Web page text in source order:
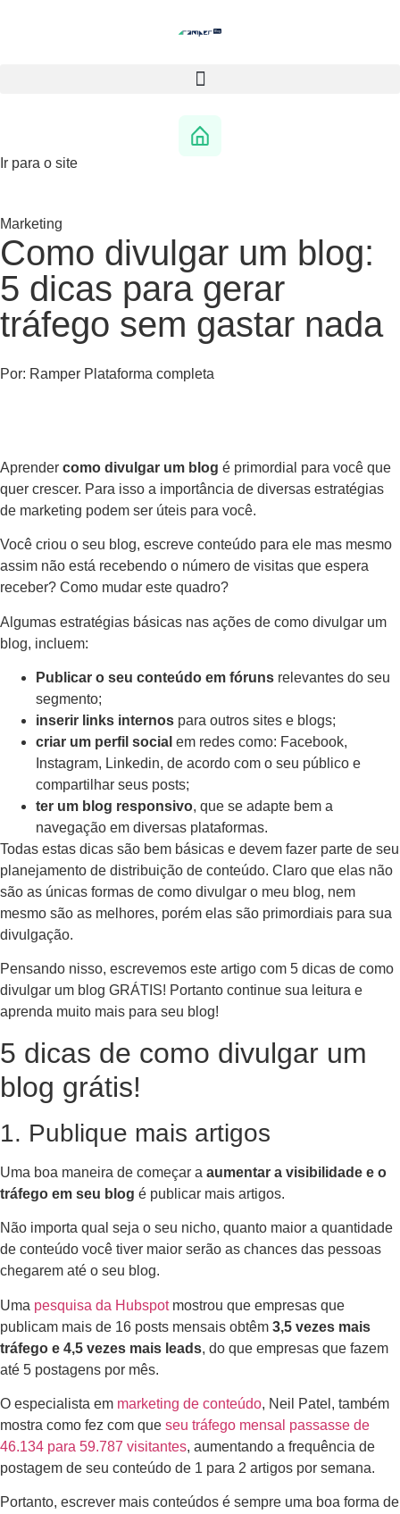
Ir para o site
Marketing
Como divulgar um blog:
5 dicas para gerar
tráfego sem gastar nada
Por: Ramper Plataforma completa
Aprender como divulgar um blog é primordial para você que
quer crescer. Para isso a importância de diversas estratégias
de marketing podem ser úteis para você.
Você criou o seu blog, escreve conteúdo para ele mas mesmo
assim não está recebendo o número de visitas que espera
receber? Como mudar este quadro?
Algumas estratégias básicas nas ações de como divulgar um
blog, incluem:
Publicar o seu conteúdo em fóruns relevantes do seu
segmento;
inserir links internos para outros sites e blogs;
criar um perfil social em redes como: Facebook,
Instagram, Linkedin, de acordo com o seu público e
compartilhar seus posts;
ter um blog responsivo, que se adapte bem a
navegação em diversas plataformas.
Todas estas dicas são bem básicas e devem fazer parte de seu
planejamento de distribuição de conteúdo. Claro que elas não
são as únicas formas de como divulgar o meu blog, nem
mesmo são as melhores, porém elas são primordiais para sua
divulgação.
Pensando nisso, escrevemos este artigo com 5 dicas de como
divulgar um blog GRÁTIS! Portanto continue sua leitura e
aprenda muito mais para seu blog!
5 dicas de como divulgar um
blog grátis!
1. Publique mais artigos
Uma boa maneira de começar a aumentar a visibilidade e o
tráfego em seu blog é publicar mais artigos.
Não importa qual seja o seu nicho, quanto maior a quantidade
de conteúdo você tiver maior serão as chances das pessoas
chegarem até o seu blog.
Uma pesquisa da Hubspotmostrou que empresas que
publicam mais de 16 posts mensais obtêm 3,5 vezes mais
tráfego e 4,5 vezes mais leads, do que empresas que fazem
até 5 postagens por mês.
O especialista em marketing de conteúdo, Neil Patel, também
mostra como fez com que seu tráfego mensal passasse de
46.134 para 59.787 visitantes, aumentando a frequência de
postagem de seu conteúdo de 1 para 2 artigos por semana.
Portanto, escrever mais conteúdos é sempre uma boa forma de